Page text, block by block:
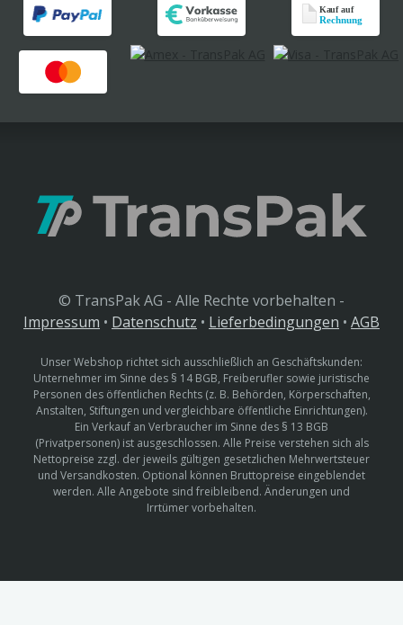
© TransPak AG - Alle Rechte vorbehalten -
Impressum • Datenschutz • Lieferbedingungen • AGB
Unser Webshop richtet sich ausschließlich an Geschäftskunden:
Unternehmer im Sinne des § 14 BGB, Freiberufler sowie juristische
Personen des öffentlichen Rechts (z. B. Behörden, Körperschaften,
Anstalten, Stiftungen und vergleichbare öffentliche Einrichtungen).
Ein Verkauf an Verbraucher im Sinne des § 13 BGB
(Privatpersonen) ist ausgeschlossen. Alle Preise verstehen sich als
Nettopreise zzgl. der jeweils gültigen gesetzlichen Mehrwertsteuer
und Versandkosten. Optional können Bruttopreise eingeblendet
werden. Alle Angebote sind freibleibend. Änderungen und
Irrtümer vorbehalten.